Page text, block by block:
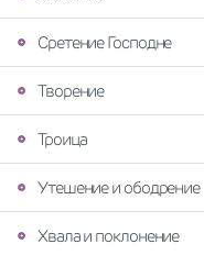
Сретение Господне
Творение
Троица
Утешение и ободрение
Хвала и поклонение